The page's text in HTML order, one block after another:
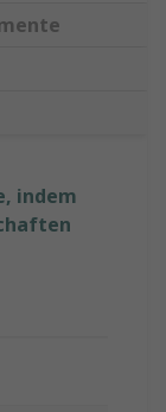
indem